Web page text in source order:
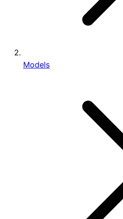
Models